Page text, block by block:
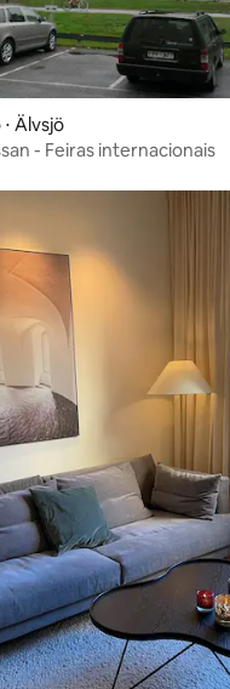
Älvsjö
- Feiras internacionais